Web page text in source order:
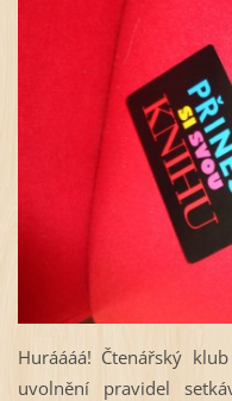
Huráááá! Čtenářský
uvolnění pravidel